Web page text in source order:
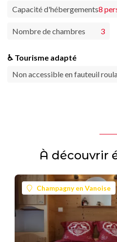
Capacité d'hébergements8
Nombre de chambres 3
♿ Tourisme adapté
Non accessible en fauteuil
À découvrir
Champagny en Vanoise